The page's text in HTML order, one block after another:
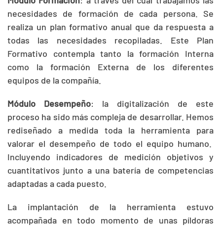
necesidades de formación de cada persona. Se
realiza un plan formativo anual que da respuesta a
todas las necesidades recopiladas. Este Plan
Formativo contempla tanto la formación Interna
como la formación Externa de los diferentes
equipos de la compañía.
Módulo Desempeño: la digitalización de este
proceso ha sido más compleja de desarrollar. Hemos
rediseñado a medida toda la herramienta para
valorar el desempeño de todo el equipo humano.
Incluyendo indicadores de medición objetivos y
cuantitativos junto a una batería de competencias
adaptadas a cada puesto.
La implantación de la herramienta estuvo
acompañada en todo momento de unas píldoras